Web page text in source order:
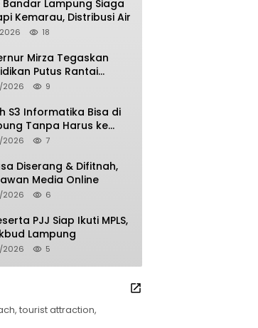
Bandar Lampung Siaga
Kemarau, Distribusi Air
18
Mirza Tegaskan
Putus Rantai
9
S3 Informatika Bisa di
Tanpa Harus ke
7
Diserang & Difitnah,
Media Online
6
PJJ Siap Ikuti MPLS,
Lampung
5
tourist attraction,